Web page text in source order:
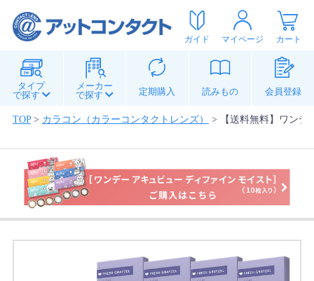
ガイド マイページ カート
タイプ
で探す
メーカー
で探す
定期購入 読みもの 会員登録
TOP> カラコン（カラーコンタクトレンズ） > 【送料無料】ワン